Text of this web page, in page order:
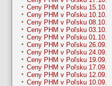
Ceny PHM v Poľsku 15.10.
Ceny PHM v Poľsku 10.10.
Ceny PHM v Poľsku 08.10.
Ceny PHM v Poľsku 03.10.
Ceny PHM v Poľsku 01.10.
Ceny PHM v Poľsku 26.09.
Ceny PHM v Poľsku 24.09.
Ceny PHM v Poľsku 19.09.
Ceny PHM v Poľsku 17.09.
Ceny PHM v Poľsku 12.09.
Ceny PHM v Poľsku 10.09.